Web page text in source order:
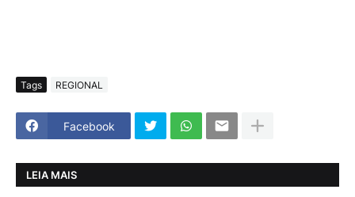
Tags REGIONAL
Facebook
LEIA MAIS